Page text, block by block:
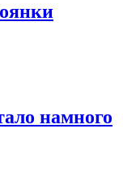
намного